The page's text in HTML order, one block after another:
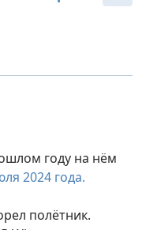
году на нём
2024 года.
полётник.